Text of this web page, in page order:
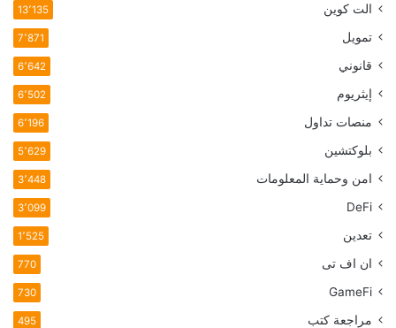
الت كوين 13٬135
تمويل 7٬871
قانوني 6٬642
إيثريوم 6٬502
منصات تداول 6٬196
بلوكتشين 5٬629
امن وحماية المعلومات 3٬448
DeFi 3٬099
تعدين 1٬525
ان اف تی 770
GameFi
730
مراجعة كتب 495